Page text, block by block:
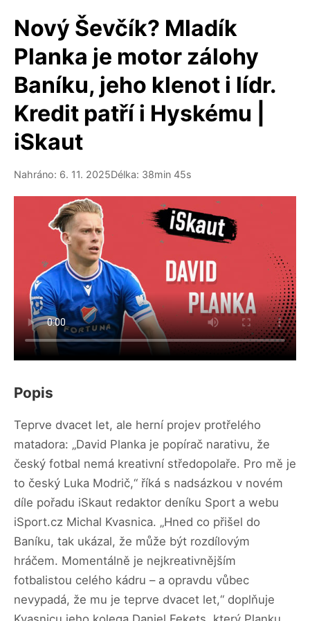
Nový Ševčík? Mladík
Planka je motor zálohy
Baníku, jeho klenot i lídr.
Kredit patří i Hyskému |
iSkaut
Nahráno: 6. 11. 2025Délka: 38min 45s
Popis
Teprve dvacet let, ale herní projev protřelého
matadora: „David Planka je popírač narativu, že
český fotbal nemá kreativní středopolaře. Pro mě je
to český Luka Modrič,“ říká s nadsázkou v novém
díle pořadu iSkaut redaktor deníku Sport a webu
iSport.cz Michal Kvasnica. „Hned co přišel do
Baníku, tak ukázal, že může být rozdílovým
hráčem. Momentálně je nejkreativnějším
fotbalistou celého kádru – a opravdu vůbec
nevypadá, že mu je teprve dvacet let,“ doplňuje